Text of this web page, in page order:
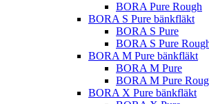
BORA Pure Rough
BORA S Pure bänkfläkt
BORA S Pure
BORA S Pure
BORA M Pure bänkfläkt
BORA M Pure
BORA M Pure
BORA X Pure bänkfläkt